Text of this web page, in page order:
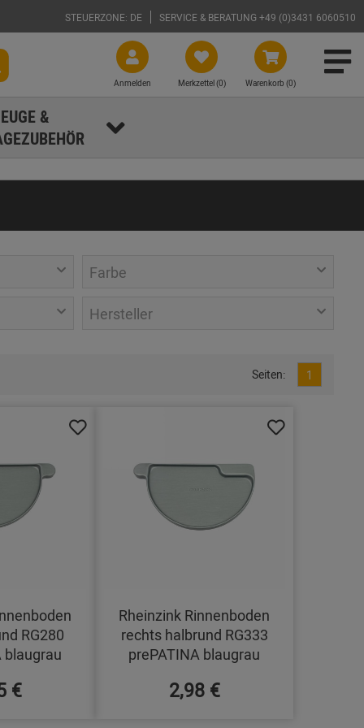
STEUERZONE: DE SERVICE & BERATUNG +49 (0)3431 6060510
Warenkorb (0)
Merkzettel (0)
Anmelden
&
Farbe
Hersteller
Seiten: 1
RG280
blaugrau
€
Rheinzink Rinnenboden
rechts halbrund RG333
prePATINA blaugrau
2,98 €